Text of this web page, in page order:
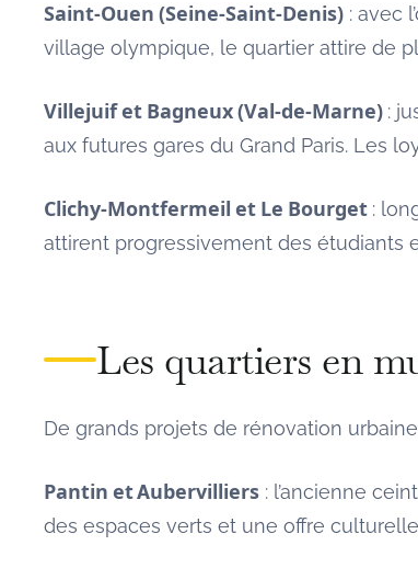
Saint-Ouen (Seine-Saint-Denis) : avec
village olympique, le quartier attire de
Villejuif et Bagneux (Val-de-Marne) :
aux futures gares du Grand Paris. Les
Clichy-Montfermeil et Le Bourget :
attirent progressivement des étudiants
Les quartiers en
De grands projets de rénovation
Pantin et Aubervilliers : l’ancienne
des espaces verts et une offre